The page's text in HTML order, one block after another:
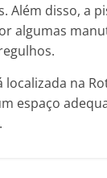
Além disso, a
algumas
localizada na
espaço